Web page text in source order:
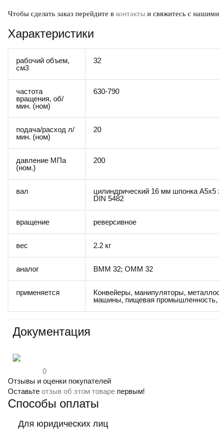
Чтобы сделать заказ перейдите в контакты и свяжитесь с
Характеристики
рабочий объем,
см3
32
частота
вращения, об/
мин. (ном)
630-790
подача/расход л/
мин. (ном)
20
давление МПа
(ном.)
200
вал
цилиндрический 16 мм шпонка
DIN 5482
вращение реверсивное
вес 2.2 кг
аналог BMM 32; OMM 32
применяется
Конвейеры, манипуляторы,
машины, пищевая промышленность,
Документация
0
Отзывы и оценки покупателей
Оставьте отзыв об этом товаре первым!
Способы оплаты
Для юридических лиц